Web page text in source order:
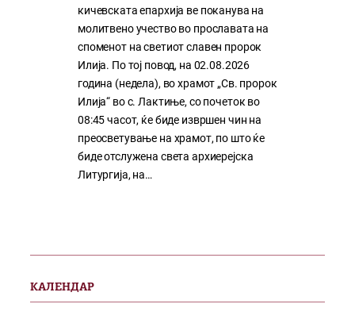
кичевската епархија ве поканува на
молитвено учество во прославата на
споменот на светиот славен пророк
Илија. По тој повод, на 02.08.2026
година (недела), во храмот „Св. пророк
Илија“ во с. Лактиње, со почеток во
08:45 часот, ќе биде извршен чин на
преосветување на храмот, по што ќе
биде отслужена света архиерејска
Литургија, на…
КАЛЕНДАР